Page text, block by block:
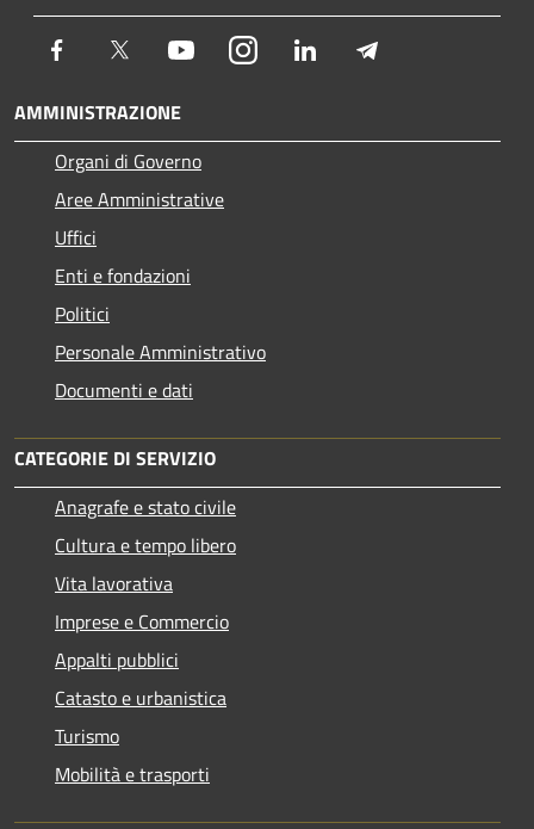
Facebook Twitter YoutubeInstagram LinkedIn
AMMINISTRAZIONE
Organi di Governo
Aree Amministrative
Uffici
Enti e fondazioni
Politici
Personale Amministrativo
Documenti e dati
CATEGORIE DI SERVIZIO
Anagrafe e stato civile
Cultura e tempo libero
Vita lavorativa
Imprese e Commercio
Appalti pubblici
Catasto e urbanistica
Turismo
Mobilità e trasporti